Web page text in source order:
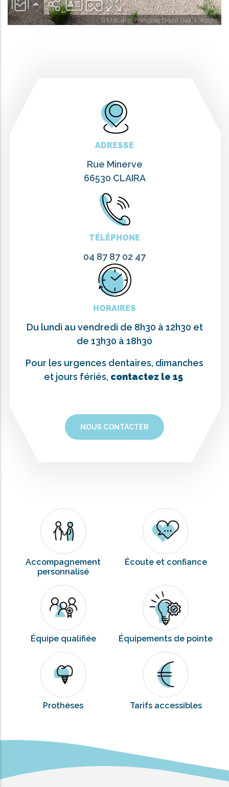
ADRESSE
Rue Minerve
66530 CLAIRA
TÉLÉPHONE
04 87 87 02 47
HORAIRES
Du lundi au vendredi de 8h30 à 12h30 et
de 13h30 à 18h30
Pour les urgences dentaires, dimanches
et jours fériés, contactez le 15
NOUS CONTACTER
Accompagnement
personnalisé
Écoute et confiance
Équipe qualifiée Équipements de pointe
Prothèses Tarifs accessibles